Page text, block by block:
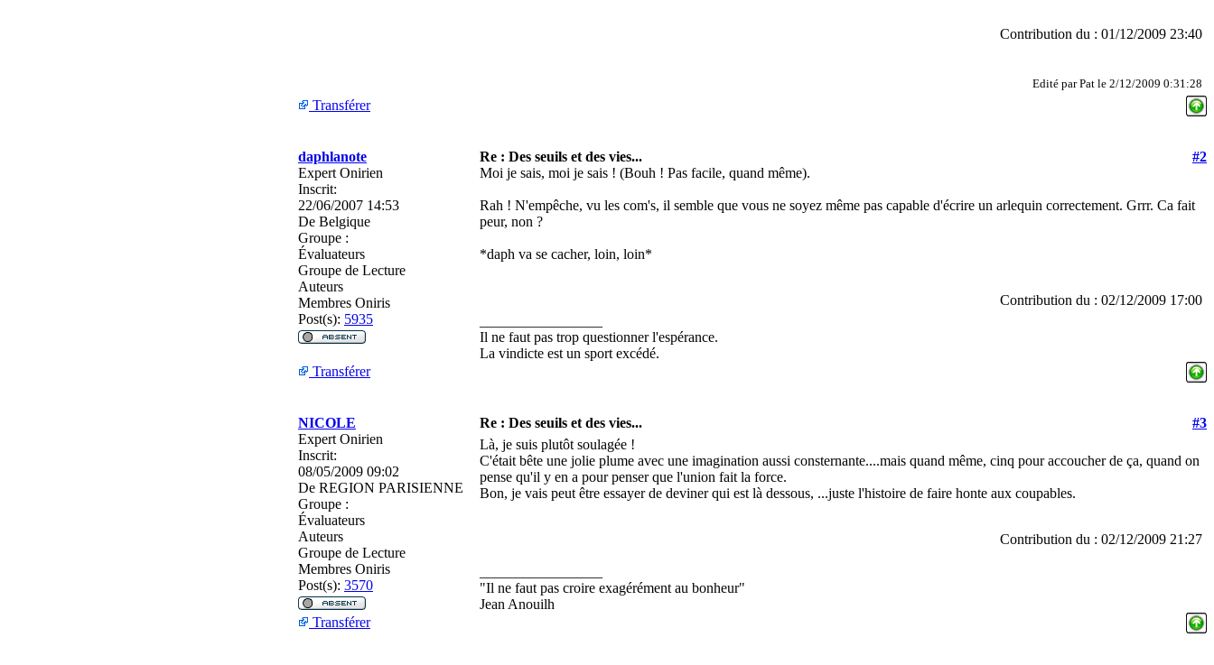
Contribution du : 01/12/2009 23:40
Edité par Pat le 2/12/2009 0:31:28
Transférer
daphlanote Re : Des seuils et des vies...
#2
Expert Onirien
Inscrit:
22/06/2007 14:53
De Belgique
Groupe :
Évaluateurs
Groupe de Lecture
Auteurs
Membres Oniris
Post(s): 5935
Moi je sais, moi je sais ! (Bouh ! Pas facile, quand même).
Rah ! N'empêche, vu les com's, il semble que vous ne soyez même pas capable d'écrire un arlequin correctement. Grrr. Ca fait
peur, non ?
*daph va se cacher, loin, loin*
Contribution du : 02/12/2009 17:00
Il ne faut pas trop questionner l'espérance.
La vindicte est un sport excédé.
Transférer
NICOLE Re : Des seuils et des vies...
#3
Expert Onirien
Inscrit:
08/05/2009 09:02
De REGION PARISIENNE
Groupe :
Évaluateurs
Auteurs
Groupe de Lecture
Membres Oniris
Post(s): 3570
Là, je suis plutôt soulagée !
C'était bête une jolie plume avec une imagination aussi consternante....mais quand même, cinq pour accoucher de ça, quand on
pense qu'il y en a pour penser que l'union fait la force.
Bon, je vais peut être essayer de deviner qui est là dessous, ...juste l'histoire de faire honte aux coupables.
Contribution du : 02/12/2009 21:27
"Il ne faut pas croire exagérément au bonheur"
Jean Anouilh
Transférer